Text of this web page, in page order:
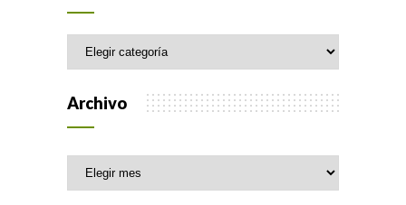
Categorías
Archivo
Archivo